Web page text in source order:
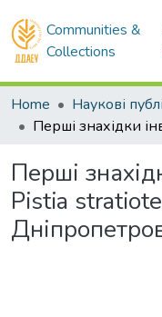
Communities &
Collections
Home Наукові
Перші
Pistia